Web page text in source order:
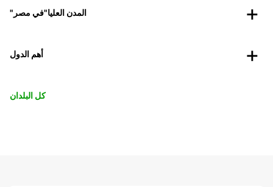
"المدن العليا"في مصر
أهم الدول
كل البلدان